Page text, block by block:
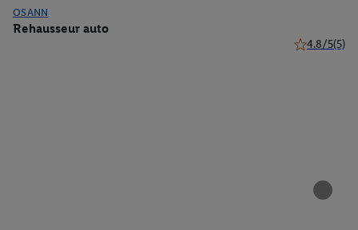
OSANN
Rehausseur auto
4.8/5(5)